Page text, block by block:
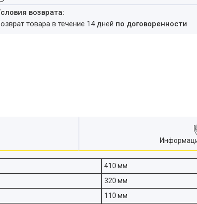
возврат товара в течение 14 дней по договоренности
410 мм
320 мм
110 мм